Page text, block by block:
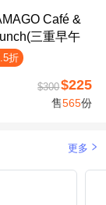
Café &
三重早午
折
$300$225
售565份
更多